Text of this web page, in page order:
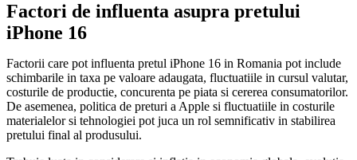
Factori de influenta asupra pretului
iPhone 16
Factorii care pot influenta pretul iPhone 16 in Romania pot include
schimbarile in taxa pe valoare adaugata, fluctuatiile in cursul valutar,
costurile de productie, concurenta pe piata si cererea consumatorilor.
De asemenea, politica de preturi a Apple si fluctuatiile in costurile
materialelor si tehnologiei pot juca un rol semnificativ in stabilirea
pretului final al produsului.